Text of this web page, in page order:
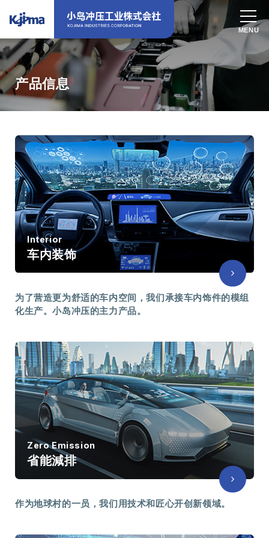
产品信息
Interior
车内装饰
为了营造更为舒适的车内空间，我们承接车内饰件的模组
化生产。小岛冲压的主力产品。
Zero Emission
省能減排
作为地球村的一员，我们用技术和匠心开创新领域。